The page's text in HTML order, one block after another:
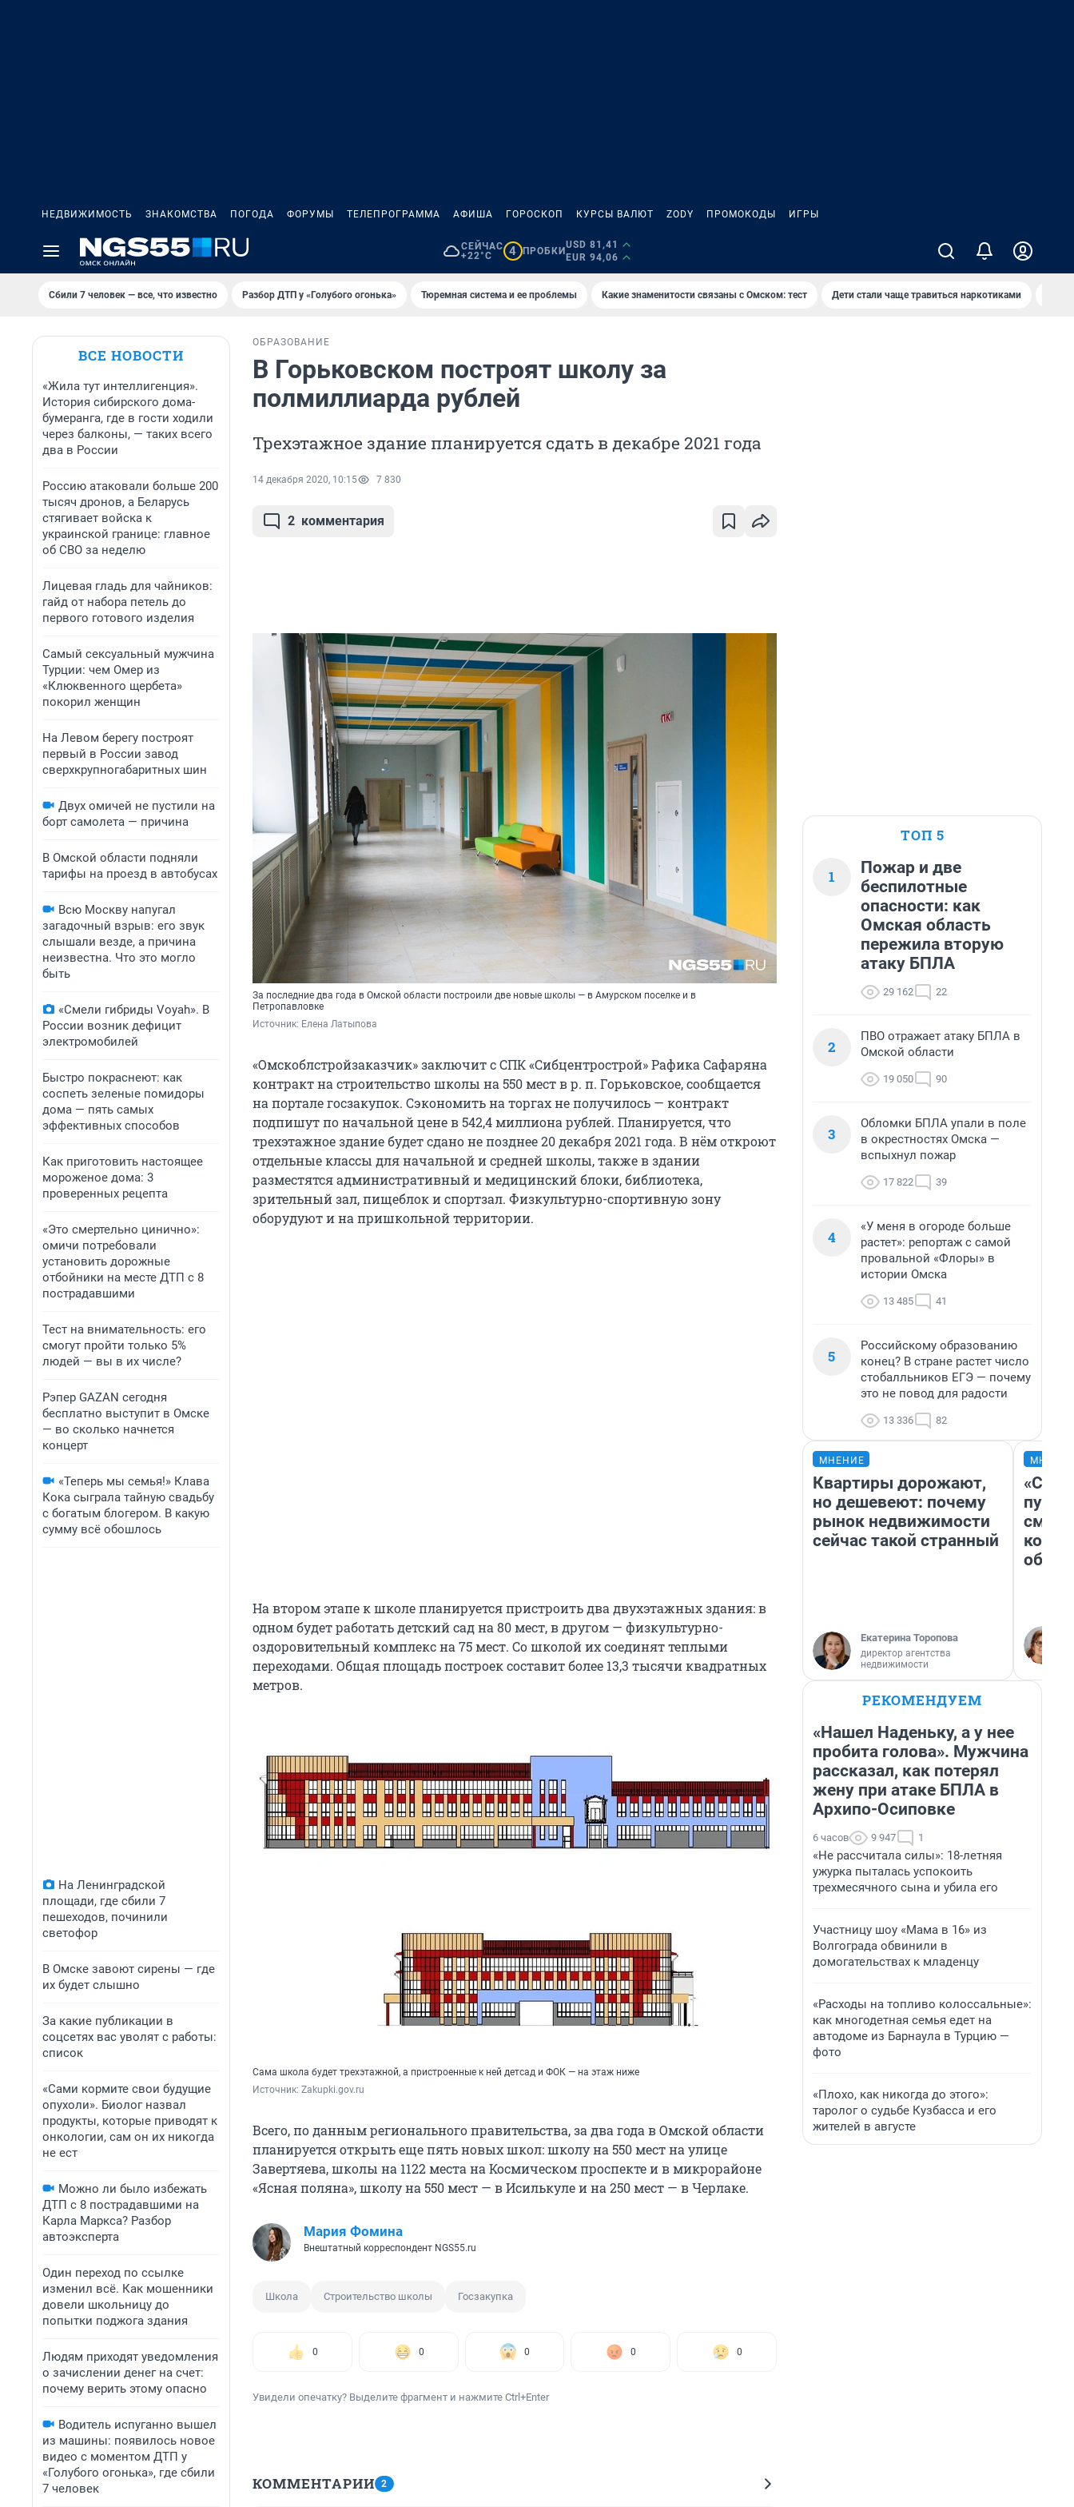
НЕДВИЖИМОСТЬ ЗНАКОМСТВА ПОГОДА ФОРУМЫ ТЕЛЕПРОГРАММА АФИША ГОРОСКОП КУРСЫ ВАЛЮТ ZODY ПРОМОКОДЫ ИГРЫ
СЕЙЧАС
+22°C
4 ПРОБКИ
USD 81,41
EUR 94,06
Сбили 7 человек — все, что известно Разбор ДТП у «Голубого огонька» Тюремная система и ее проблемы Какие знаменитости связаны с Омском: тест Дети стали чаще травиться наркотиками
ВСЕ НОВОСТИ
«Жила тут интеллигенция».
История сибирского дома-
бумеранга, где в гости ходили
через балконы, — таких всего
два в России
Россию атаковали больше 200
тысяч дронов, а Беларусь
стягивает войска к
украинской границе: главное
об СВО за неделю
Лицевая гладь для чайников:
гайд от набора петель до
первого готового изделия
Самый сексуальный мужчина
Турции: чем Омер из
«Клюквенного щербета»
покорил женщин
На Левом берегу построят
первый в России завод
сверхкрупногабаритных шин
Двух омичей не пустили на
борт самолета — причина
В Омской области подняли
тарифы на проезд в автобусах
Всю Москву напугал
загадочный взрыв: его звук
слышали везде, а причина
неизвестна. Что это могло
быть
«Смели гибриды Voyah». В
России возник дефицит
электромобилей
Быстро покраснеют: как
соспеть зеленые помидоры
дома — пять самых
эффективных способов
Как приготовить настоящее
мороженое дома: 3
проверенных рецепта
«Это смертельно цинично»:
омичи потребовали
установить дорожные
отбойники на месте ДТП с 8
пострадавшими
Тест на внимательность: его
смогут пройти только 5%
людей — вы в их числе?
Рэпер GAZAN сегодня
бесплатно выступит в Омске
— во сколько начнется
концерт
«Теперь мы семья!» Клава
Кока сыграла тайную свадьбу
с богатым блогером. В какую
сумму всё обошлось
На Ленинградской
площади, где сбили 7
пешеходов, починили
светофор
В Омске завоют сирены — где
их будет слышно
За какие публикации в
соцсетях вас уволят с работы:
список
«Сами кормите свои будущие
опухоли». Биолог назвал
продукты, которые приводят к
онкологии, сам он их никогда
не ест
Можно ли было избежать
ДТП с 8 пострадавшими на
Карла Маркса? Разбор
автоэксперта
Один переход по ссылке
изменил всё. Как мошенники
довели школьницу до
попытки поджога здания
Людям приходят уведомления
о зачислении денег на счет:
почему верить этому опасно
Водитель испуганно вышел
из машины: появилось новое
видео с моментом ДТП у
«Голубого огонька», где сбили
7 человек
ОБРАЗОВАНИЕ
В Горьковском построят школу за
полмиллиарда рублей
Трехэтажное здание планируется сдать в декабре 2021 года
14 декабря 2020, 10:15 7 830
2 комментария
За последние два года в Омской области построили две новые школы — в Амурском поселке и в
Петропавловке
Источник: Елена Латыпова
«Омскоблстройзаказчик» заключит с СПК «Сибцентрострой» Рафика Сафаряна
контракт на строительство школы на 550 мест в р. п. Горьковское, сообщается
на портале госзакупок. Сэкономить на торгах не получилось — контракт
подпишут по начальной цене в 542,4 миллиона рублей. Планируется, что
трехэтажное здание будет сдано не позднее 20 декабря 2021 года. В нём откроют
отдельные классы для начальной и средней школы, также в здании
разместятся административный и медицинский блоки, библиотека,
зрительный зал, пищеблок и спортзал. Физкультурно-спортивную зону
оборудуют и на пришкольной территории.
На втором этапе к школе планируется пристроить два двухэтажных здания: в
одном будет работать детский сад на 80 мест, в другом — физкультурно-
оздоровительный комплекс на 75 мест. Со школой их соединят теплыми
переходами. Общая площадь построек составит более 13,3 тысячи квадратных
метров.
Сама школа будет трехэтажной, а пристроенные к ней детсад и ФОК — на этаж ниже
Источник: Zakupki.gov.ru
Всего, по данным регионального правительства, за два года в Омской области
планируется открыть еще пять новых школ: школу на 550 мест на улице
Завертяева, школы на 1122 места на Космическом проспекте и в микрорайоне
«Ясная поляна», школу на 550 мест — в Исилькуле и на 250 мест — в Черлаке.
Мария Фомина
Внештатный корреспондент NGS55.ru
Школа Строительство школы Госзакупка
0 0 0 0 0
Увидели опечатку? Выделите фрагмент и нажмите Ctrl+Enter
КОММЕНТАРИИ 2
ТОП 5
1
Пожар и две
беспилотные
опасности: как
Омская область
пережила вторую
атаку БПЛА
29 162 22
2
ПВО отражает атаку БПЛА в
Омской области
19 050 90
3
Обломки БПЛА упали в поле
в окрестностях Омска —
вспыхнул пожар
17 822 39
4
«У меня в огороде больше
растет»: репортаж с самой
провальной «Флоры» в
истории Омска
13 485 41
5
Российскому образованию
конец? В стране растет число
стобалльников ЕГЭ — почему
это не повод для радости
13 336 82
МНЕНИЕ
Квартиры дорожают,
но дешевеют: почему
рынок недвижимости
сейчас такой странный
Екатерина Торопова
директор агентства
недвижимости
РЕКОМЕНДУЕМ
«Нашел Наденьку, а у нее
пробита голова». Мужчина
рассказал, как потерял
жену при атаке БПЛА в
Архипо-Осиповке
6 часов 9 947 1
«Не рассчитала силы»: 18-летняя
ужурка пыталась успокоить
трехмесячного сына и убила его
Участницу шоу «Мама в 16» из
Волгограда обвинили в
домогательствах к младенцу
«Расходы на топливо колоссальные»:
как многодетная семья едет на
автодоме из Барнаула в Турцию —
фото
«Плохо, как никогда до этого»:
таролог о судьбе Кузбасса и его
жителей в августе